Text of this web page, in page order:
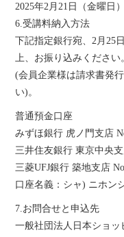
2025年2月21日（金曜日）
6.受講料納入方法
下記指定銀行宛、2月25
上、お振り込みください
(会員企業様は請求書発
い)。
普通預金口座
みずほ銀行 虎ノ門支店
三井住友銀行 東京中央支
三菱UFJ銀行 築地支店
口座名義：シャ) ニホン
7.お問合せと申込先
一般社団法人日本ショッ